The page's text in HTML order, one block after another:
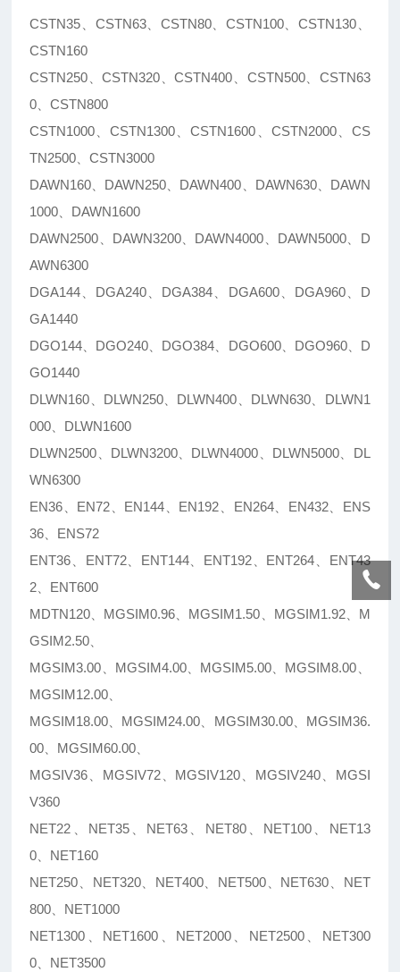
CSTN35、CSTN63、CSTN80、CSTN100、CSTN130、
CSTN160
CSTN250、CSTN320、CSTN400、CSTN500、CSTN63
0、CSTN800
CSTN1000、CSTN1300、CSTN1600、CSTN2000、CS
TN2500、CSTN3000
DAWN160、DAWN250、DAWN400、DAWN630、DAWN
1000、DAWN1600
DAWN2500、DAWN3200、DAWN4000、DAWN5000、D
AWN6300
DGA144、DGA240、DGA384、DGA600、DGA960、D
GA1440
DGO144、DGO240、DGO384、DGO600、DGO960、D
GO1440
DLWN160、DLWN250、DLWN400、DLWN630、DLWN1
000、DLWN1600
DLWN2500、DLWN3200、DLWN4000、DLWN5000、DL
WN6300
EN36、EN72、EN144、EN192、EN264、EN432、ENS
36、ENS72
ENT36、ENT72、ENT144、ENT192、ENT264、ENT43
2、ENT600
MDTN120、MGSIM0.96、MGSIM1.50、MGSIM1.92、M
GSIM2.50、
MGSIM3.00、MGSIM4.00、MGSIM5.00、MGSIM8.00、
MGSIM12.00、
MGSIM18.00、MGSIM24.00、MGSIM30.00、MGSIM36.
00、MGSIM60.00、
MGSIV36、MGSIV72、MGSIV120、MGSIV240、MGSI
V360
NET22、NET35、NET63、NET80、NET100、NET13
0、NET160
NET250、NET320、NET400、NET500、NET630、NET
800、NET1000
NET1300、NET1600、NET2000、NET2500、NET300
0、NET3500